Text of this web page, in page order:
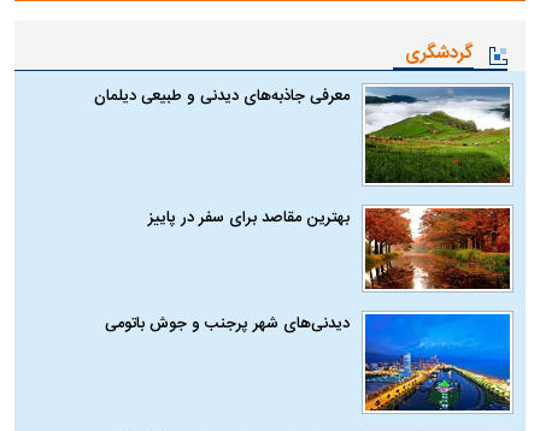
گردشگری
معرفی جاذبه‌های دیدنی و طبیعی دیلمان
بهترین مقاصد برای سفر در پاییز
دیدنی‌های شهر پرجنب و جوش باتومی